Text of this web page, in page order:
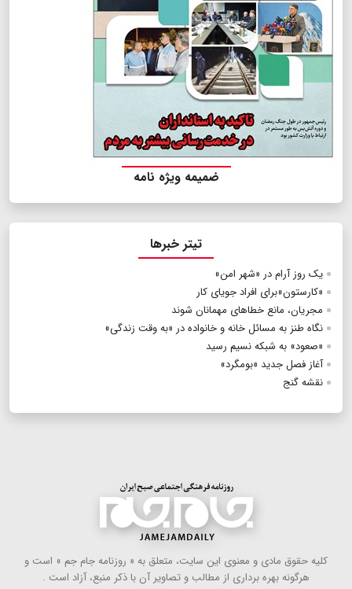
ضمیمه ویژه نامه
تیتر خبرها
یک روز آرام در «شهر امن»
«کارستون»برای افراد جویای کار
مجریان، مانع خطاهای مهمانان شوند
نگاه طنز به مسائل خانه و خانواده در «به وقت زندگی»
«صعود» به شبکه نسیم رسید
آغاز فصل جدید «بومگرد»
نقشه گنج
كلیه حقوق مادی و معنوی این سایت، متعلق به « روزنامه جام جم » است و
هرگونه بهره ‌برداری از مطالب و تصاویر آن با ذكر منبع، آزاد است .